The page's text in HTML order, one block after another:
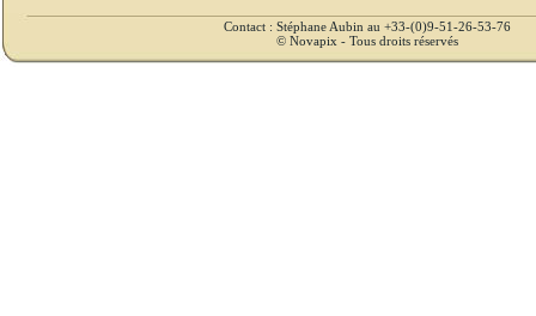
Contact : Stéphane Aubin au +33-(0)9-51-26-53-76
© Novapix - Tous droits réservés